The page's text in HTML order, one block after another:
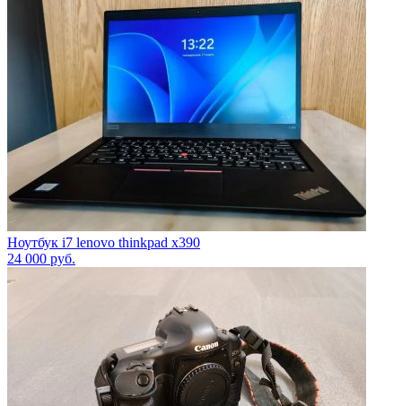
Ноутбук i7 lenovo thinkpad x390
24 000 руб.